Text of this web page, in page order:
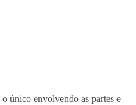
único envolvendo as partes e